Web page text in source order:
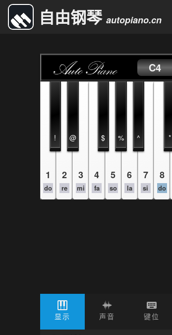
自由钢琴 autopiano.cn
C4
1
do
2
re
3
mi
4
fa
5
so
6
la
7
si
8
do
! @ $ % ^ *
显示 声音 键位